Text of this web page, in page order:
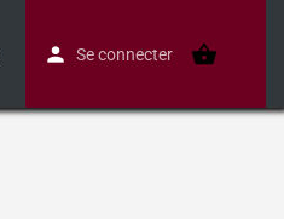
Se connecter